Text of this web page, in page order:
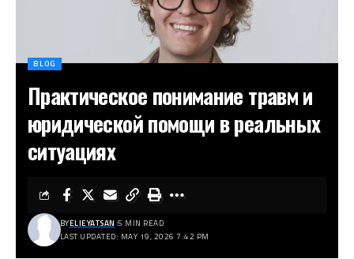
BLOG
Практическое понимание травм и
юридической помощи в реальных
ситуациях
LAST UPDATED: MAY 19, 2026 7:42 PM
BYELIEYATSAN 5 MIN READ